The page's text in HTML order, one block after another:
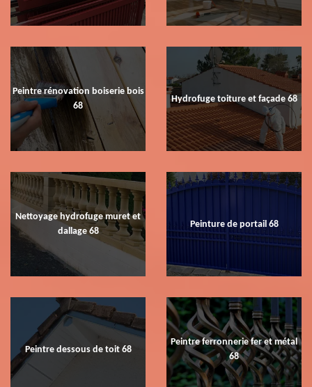
Peintre rénovation boiserie bois
68
Hydrofuge toiture et façade 68
Nettoyage hydrofuge muret et
dallage 68
Peinture de portail 68
Peintre dessous de toit 68
Peintre ferronnerie fer et métal
68